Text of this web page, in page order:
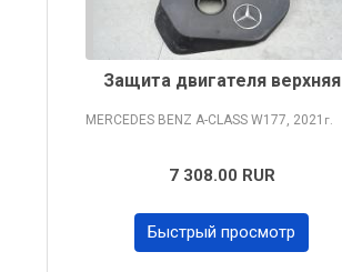
Защита двигателя верхняя
MERCEDES BENZ A-CLASS W177, 2021 г.
7 308.00 RUR
Быстрый просмотр